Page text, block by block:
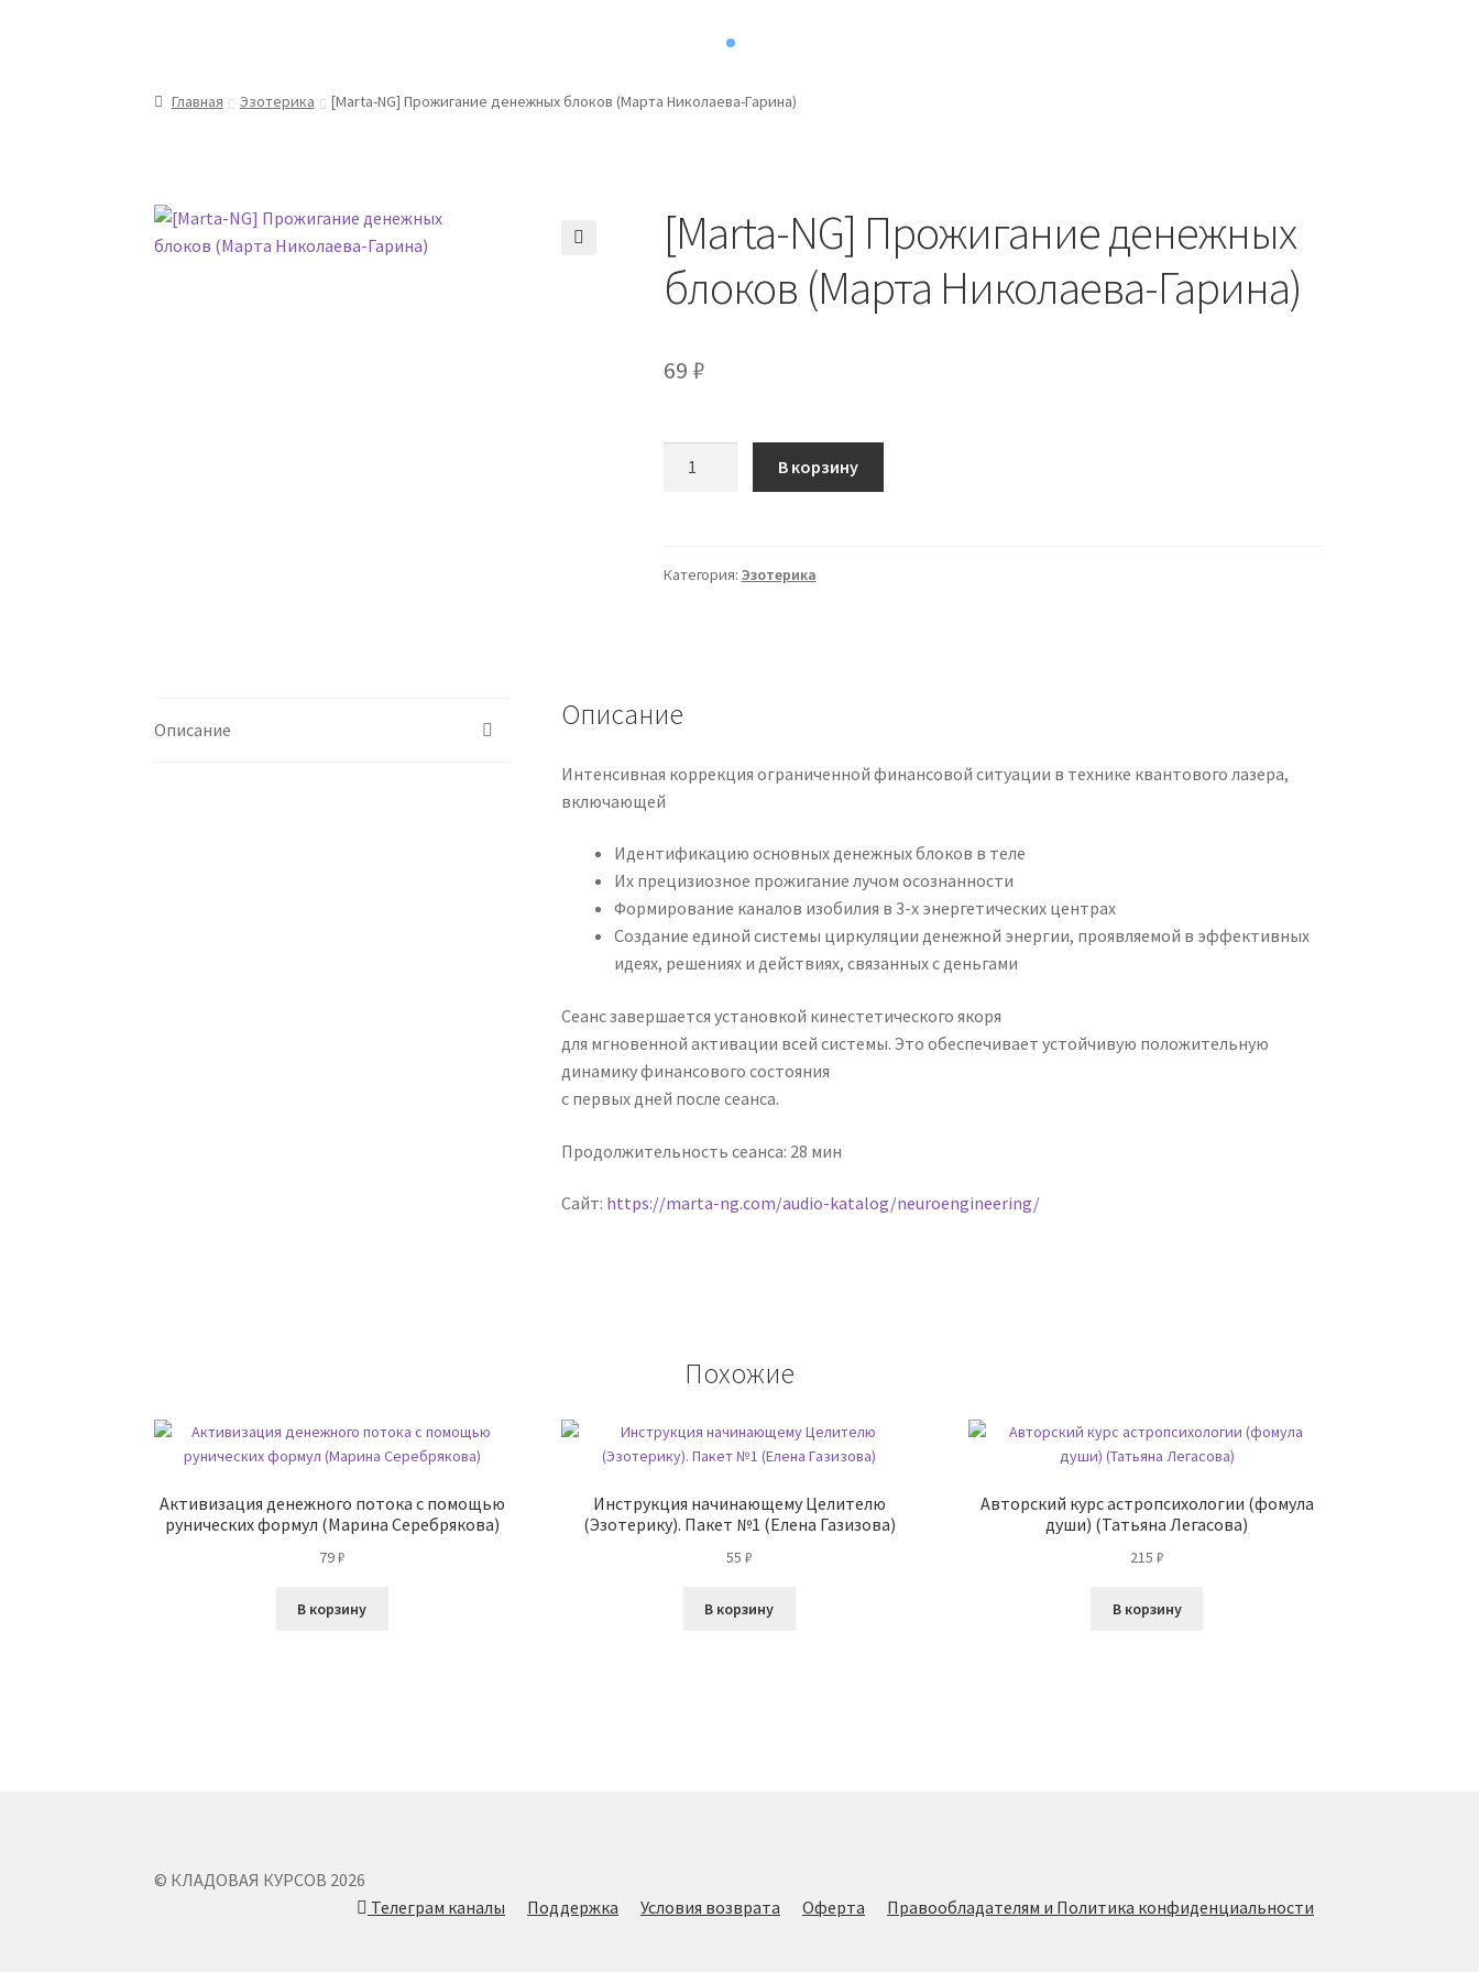
Главная Эзотерика [Marta-NG] Прожигание денежных блоков (Марта Николаева-Гарина)
[Marta-NG] Прожигание денежных
блоков (Марта Николаева-Гарина)
69 ₽
В корзину
Категория: Эзотерика
Описание Описание
Интенсивная коррекция ограниченной финансовой ситуации в технике квантового лазера,
включающей
Идентификацию основных денежных блоков в теле
Их прецизиозное прожигание лучом осознанности
Формирование каналов изобилия в 3-х энергетических центрах
Создание единой системы циркуляции денежной энергии, проявляемой в эффективных
идеях, решениях и действиях, связанных с деньгами
Сеанс завершается установкой кинестетического якоря
для мгновенной активации всей системы. Это обеспечивает устойчивую положительную
динамику финансового состояния
с первых дней после сеанса.
Продолжительность сеанса: 28 мин
Сайт: https://marta-ng.com/audio-katalog/neuroengineering/
Похожие
Активизация денежного потока с помощью
рунических формул (Марина Серебрякова)
79₽
В корзину
Инструкция начинающему Целителю
(Эзотерику). Пакет №1 (Елена Газизова)
55 ₽
В корзину
Авторский курс астропсихологии (фомула
души) (Татьяна Легасова)
215 ₽
В корзину
© КЛАДОВАЯ КУРСОВ 2026
Телеграм каналы
Поддержка Условия возврата Оферта Правообладателям и Политика конфиденциальности